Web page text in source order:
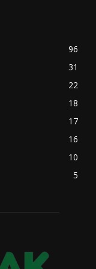
96
31
22
18
17
16
10
5